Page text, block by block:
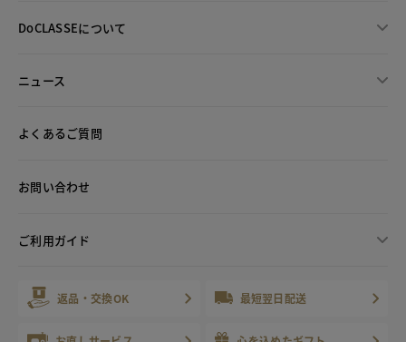
DoCLASSEについて
ニュース
よくあるご質問
お問い合わせ
ご利用ガイド
返品・交換OK 最短翌日配送